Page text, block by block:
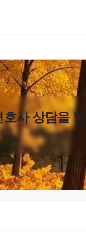
호사 상담을